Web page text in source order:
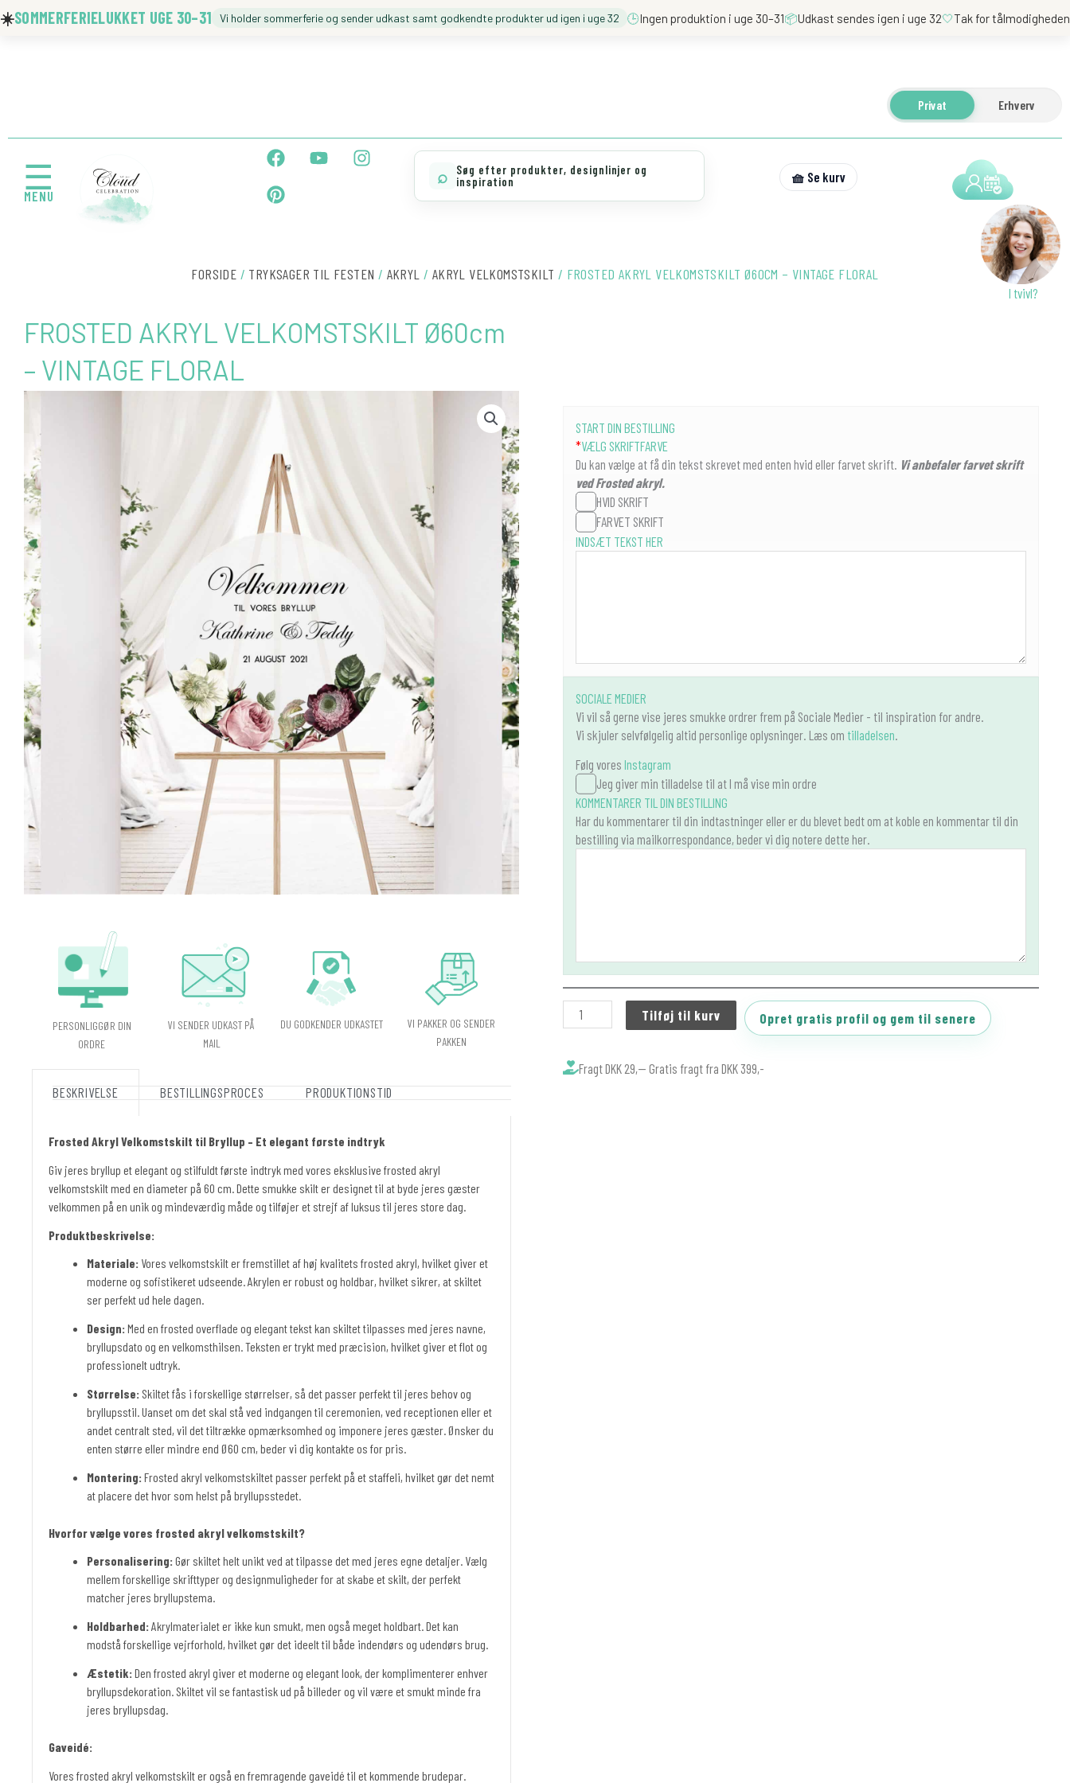
☀️SOMMERFERIELUKKET UGE 30–31 Vi holder sommerferie og sender udkast samt godkendte produkter ud igen i uge 32 🕒Ingen produktion i uge 30–31📦Udkast sendes igen i uge 32🤍Tak for tålmodigheden
Gå
til
Privat Erhverv
☰
MENU
F
a
c
e
k
Y
o
I
n
a
P
i
n
t
s
⌕
Søg efter produkter, designlinjer og
inspiration
🧺 Se kurv
FORSIDE / TRYKSAGER TIL FESTEN / AKRYL / AKRYL VELKOMSTSKILT / FROSTED AKRYL VELKOMSTSKILT Ø60CM – VINTAGE FLORAL
FROSTED AKRYL VELKOMSTSKILT Ø60cm
– VINTAGE FLORAL
PERSONLIGGØR DIN
ORDRE
VI SENDER UDKAST PÅ
MAIL
DU GODKENDER UDKASTET
VI PAKKER OG SENDER
PAKKEN
BESKRIVELSE BESTILLINGSPROCES PRODUKTIONSTID
Frosted Akryl Velkomstskilt til Bryllup – Et elegant første indtryk
Giv jeres bryllup et elegant og stilfuldt første indtryk med vores eksklusive frosted akryl
velkomstskilt med en diameter på 60 cm. Dette smukke skilt er designet til at byde jeres gæster
velkommen på en unik og mindeværdig måde og tilføjer et strejf af luksus til jeres store dag.
Produktbeskrivelse:
Materiale: Vores velkomstskilt er fremstillet af høj kvalitets frosted akryl, hvilket giver et
moderne og sofistikeret udseende. Akrylen er robust og holdbar, hvilket sikrer, at skiltet
ser perfekt ud hele dagen.
Design: Med en frosted overflade og elegant tekst kan skiltet tilpasses med jeres navne,
bryllupsdato og en velkomsthilsen. Teksten er trykt med præcision, hvilket giver et flot og
professionelt udtryk.
Størrelse: Skiltet fås i forskellige størrelser, så det passer perfekt til jeres behov og
bryllupsstil. Uanset om det skal stå ved indgangen til ceremonien, ved receptionen eller et
andet centralt sted, vil det tiltrække opmærksomhed og imponere jeres gæster. Ønsker du
enten større eller mindre end Ø60 cm, beder vi dig kontakte os for pris.
Montering: Frosted akryl velkomstskiltet passer perfekt på et staffeli, hvilket gør det nemt
at placere det hvor som helst på bryllupsstedet.
Hvorfor vælge vores frosted akryl velkomstskilt?
Personalisering: Gør skiltet helt unikt ved at tilpasse det med jeres egne detaljer. Vælg
mellem forskellige skrifttyper og designmuligheder for at skabe et skilt, der perfekt
matcher jeres bryllupstema.
Holdbarhed: Akrylmaterialet er ikke kun smukt, men også meget holdbart. Det kan
modstå forskellige vejrforhold, hvilket gør det ideelt til både indendørs og udendørs brug.
Æstetik: Den frosted akryl giver et moderne og elegant look, der komplimenterer enhver
bryllupsdekoration. Skiltet vil se fantastisk ud på billeder og vil være et smukt minde fra
jeres bryllupsdag.
Gaveidé:
Vores frosted akryl velkomstskilt er også en fremragende gaveidé til et kommende brudepar.
START DIN BESTILLING
*VÆLG SKRIFTFARVE
Du kan vælge at få din tekst skrevet med enten hvid eller farvet skrift. Vi anbefaler farvet skrift
ved Frosted akryl.
HVID SKRIFT
FARVET SKRIFT
INDSÆT TEKST HER
SOCIALE MEDIER
Vi vil så gerne vise jeres smukke ordrer frem på Sociale Medier - til inspiration for andre.
Vi skjuler selvfølgelig altid personlige oplysninger. Læs om tilladelsen.
Følg vores Instagram
Jeg giver min tilladelse til at I må vise min ordre
KOMMENTARER TIL DIN BESTILLING
Har du kommentarer til din indtastninger eller er du blevet bedt om at koble en kommentar til din
bestilling via mailkorrespondance, beder vi dig notere dette her.
AKRYL
VELKOMSTSKILT
Ø60cm
VINTAGE
antal
Tilføj til kurv Opret gratis profil og gem til senere
Fragt DKK 29,-- Gratis fragt fra DKK 399,-
I tvivl?